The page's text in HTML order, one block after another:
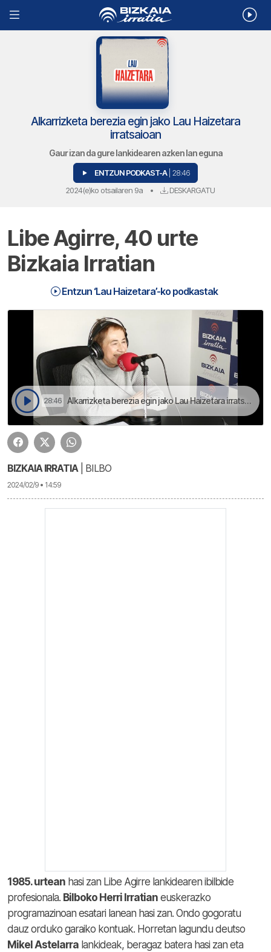
Alkarrizketa berezia egin jako Lau Haizetara
irratsaioan
Gaur izan da gure lankidearen azken lan eguna
ENTZUN PODKAST-A | 28:46
2024(e)ko otsailaren 9a • DESKARGATU
Libe Agirre, 40 urte
Bizkaia Irratian
Entzun ‘Lau Haizetara’-ko podkastak
28:46 Alkarrizketa berezia egin jako Lau Haizetara irratsaioan | Lau Haizetara
BIZKAIA IRRATIA| BILBO
2024/02/9 • 14:59
1985. urtean hasi zan Libe Agirre lankidearen ibilbide
profesionala. Bilboko Herri Irratian euskerazko
programazinoan esatari lanean hasi zan. Ondo gogoratu
dauz orduko garaiko kontuak. Horretan lagundu deutso
Mikel Astelarra lankideak, beragaz batera hasi zan eta